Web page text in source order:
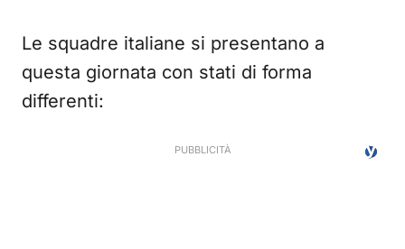
Le squadre italiane si presentano a
questa giornata con stati di forma
differenti: